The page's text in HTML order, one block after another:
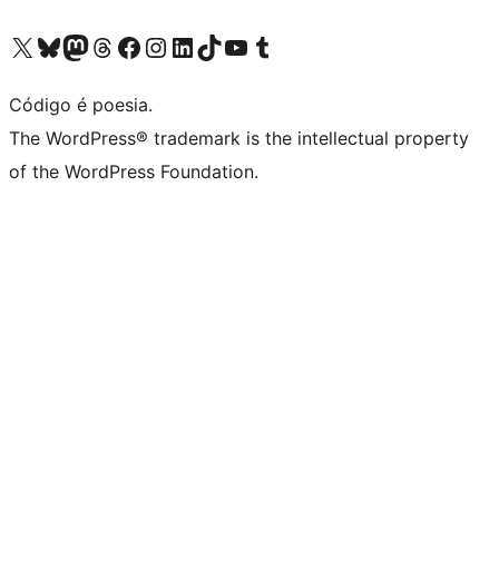
Visite a nossa conta X (antigo Twitter)
Visit our Bluesky account
Visit our Mastodon account
Visit our Threads account
Visite a nossa página do Facebook
Visite a nossa conta no Instagram
Visite a nossa conta no LinkedIn
Visit our TikTok account
Visit our YouTube channel
Visit our Tumblr account
Código é poesia.
The WordPress® trademark is the intellectual property
of the WordPress Foundation.